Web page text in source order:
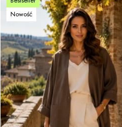
Nowość